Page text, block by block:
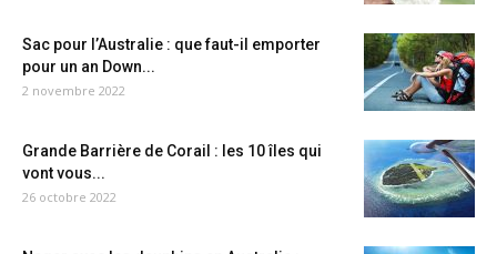
Sac pour l’Australie : que faut-il emporter
pour un an Down...
2 novembre 2022
Grande Barrière de Corail : les 10 îles qui
vont vous...
26 octobre 2022